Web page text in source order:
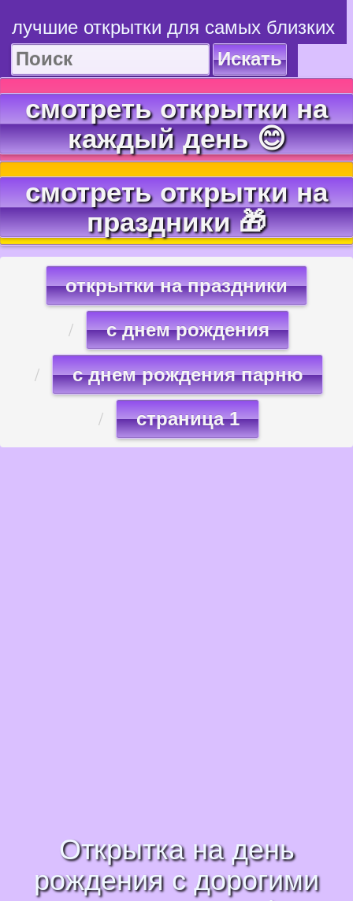
лучшие открытки для самых близких
Искать
смотреть открытки на
каждый день 😊
смотреть открытки на
праздники 🎁
открытки на праздники
с днем рождения
с днем рождения парню
страница 1
Открытка на день
рождения с дорогими